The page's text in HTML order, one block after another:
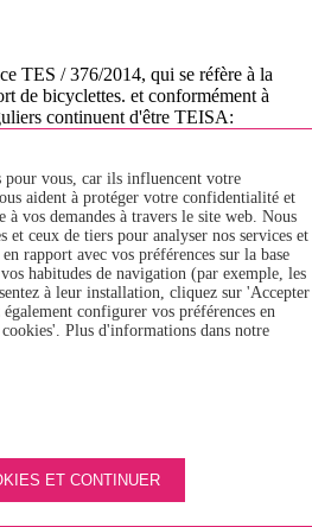
TES / 376/2014, qui se réfère à la
de bicyclettes. et conformément à
continuent d'être TEISA:
les vélos de type Girocleta. - Il peut
(ensemble) dans la zone désignée
- Si une personne dans un fauteuil
et l'espace est occupé PRM Pour un
du bus et attendre le prochain, car les
- Un seul vélo sera accepté par
pas à payer pour faire du vélo. le
toujours tenir, ils doivent avoir un bon
quand ils sont sales (boue,
disponible en fonction de la taille du
plus de 45 personnes a fixé un
puis s' Il doit prévoir de la place pour
jusqu'à 5 vélos) - Le passager
bord du véhicule est responsable des
à d'autres passagers, leurs
- Seuls les vélos peuvent être chargés
pour vous, car ils influencent votre
aident à protéger votre confidentialité et
à vos demandes à travers le site web. Nous
et ceux de tiers pour analyser nos services et
rapport avec vos préférences sur la base
habitudes de navigation (par exemple, les
à leur installation, cliquez sur 'Accepter
configurer vos préférences en
Plus d'informations dans notre
ET CONTINUER